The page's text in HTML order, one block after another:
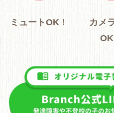
ミュートOK ！
カメ
OK